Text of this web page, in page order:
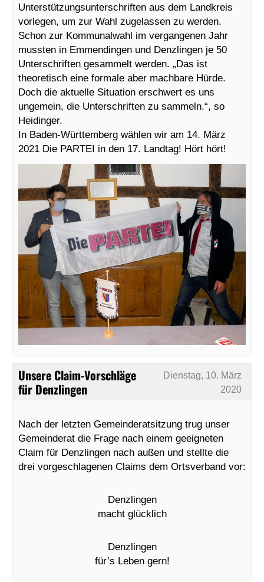
Unterstützungsunterschriften aus dem Landkreis
vorlegen, um zur Wahl zugelassen zu werden.
Schon zur Kommunalwahl im vergangenen Jahr
mussten in Emmendingen und Denzlingen je 50
Unterschriften gesammelt werden. „Das ist
theoretisch eine formale aber machbare Hürde.
Doch die aktuelle Situation erschwert es uns
ungemein, die Unterschriften zu sammeln.“, so
Heidinger.
In Baden-Württemberg wählen wir am 14. März
2021 Die PARTEI in den 17. Landtag! Hört hört!
Unsere Claim-Vorschläge
für Denzlingen
Dienstag, 10. März
2020
Nach der letzten Gemeinderatsitzung trug unser
Gemeinderat die Frage nach einem geeigneten
Claim für Denzlingen nach außen und stellte die
drei vorgeschlagenen Claims dem Ortsverband vor:
Denzlingen
macht glücklich
Denzlingen
für’s Leben gern!